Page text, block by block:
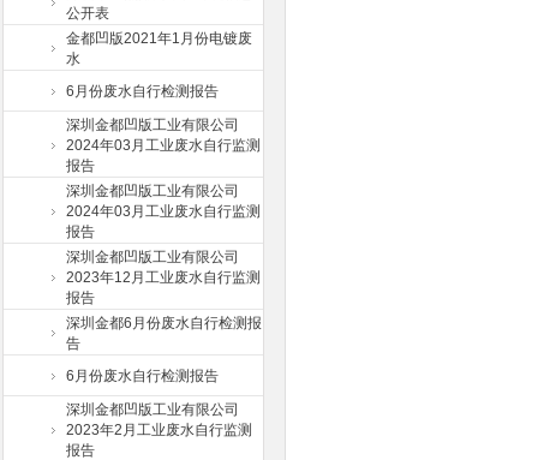
公开表
金都凹版2021年1月份电镀废
水
6月份废水自行检测报告
深圳金都凹版工业有限公司
2024年03月工业废水自行监测
报告
深圳金都凹版工业有限公司
2024年03月工业废水自行监测
报告
深圳金都凹版工业有限公司
2023年12月工业废水自行监测
报告
深圳金都6月份废水自行检测报
告
6月份废水自行检测报告
深圳金都凹版工业有限公司
2023年2月工业废水自行监测
报告